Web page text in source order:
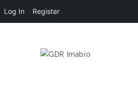
Log In Register